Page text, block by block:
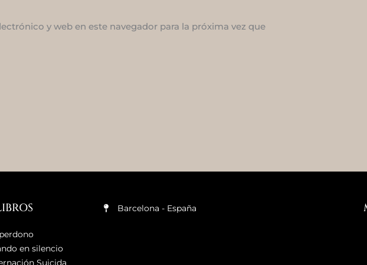
y web en este navegador para la próxima vez que
en silencio
Suicida
Barcelona - España